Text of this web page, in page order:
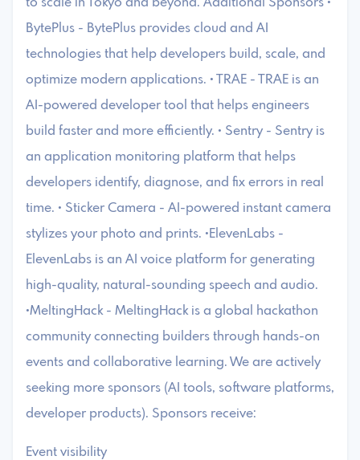
BytePlus - BytePlus provides cloud and AI
technologies that help developers build, scale, and
optimize modern applications. • TRAE - TRAE is an
AI-powered developer tool that helps engineers
build faster and more efficiently. • Sentry - Sentry is
an application monitoring platform that helps
developers identify, diagnose, and fix errors in real
time. • Sticker Camera - AI-powered instant camera
stylizes your photo and prints. •ElevenLabs -
ElevenLabs is an AI voice platform for generating
high-quality, natural-sounding speech and audio.
•MeltingHack - MeltingHack is a global hackathon
community connecting builders through hands-on
events and collaborative learning. ​We are actively
seeking more sponsors (AI tools, software platforms,
developer products). ​Sponsors receive:
​Event visibility